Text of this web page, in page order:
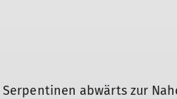
abwärts zur